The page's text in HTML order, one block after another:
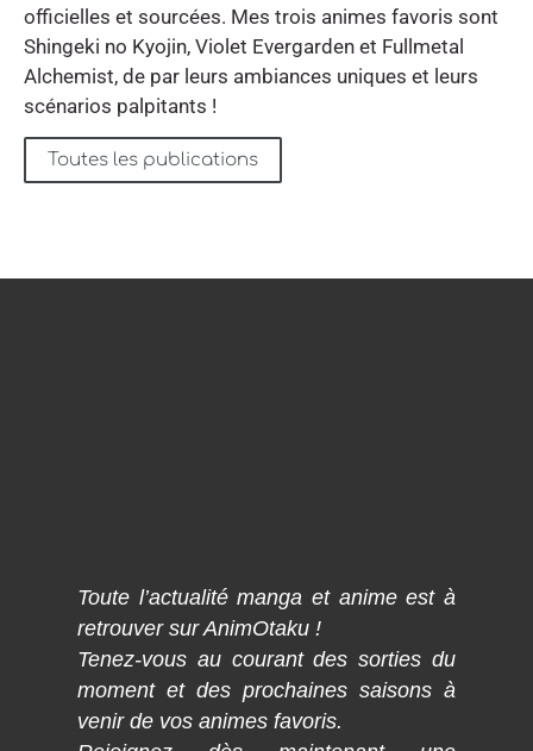
officielles et sourcées. Mes trois animes favoris sont
Shingeki no Kyojin, Violet Evergarden et Fullmetal
Alchemist, de par leurs ambiances uniques et leurs
scénarios palpitants !
Toutes les publications
Toute l’actualité manga et anime est à
retrouver sur AnimOtaku !
Tenez-vous au courant des sorties du
moment et des prochaines saisons à
venir de vos animes favoris.